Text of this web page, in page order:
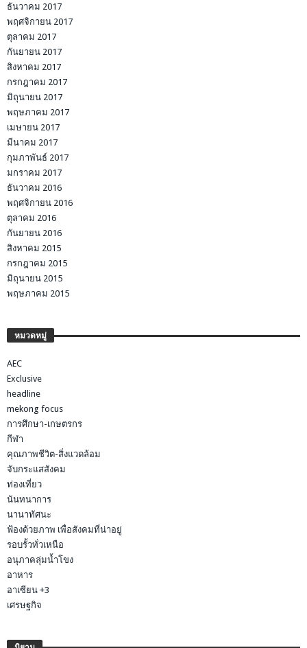
ธันวาคม 2017
พฤศจิกายน 2017
ตุลาคม 2017
กันยายน 2017
สิงหาคม 2017
กรกฎาคม 2017
มิถุนายน 2017
พฤษภาคม 2017
เมษายน 2017
มีนาคม 2017
กุมภาพันธ์ 2017
มกราคม 2017
ธันวาคม 2016
พฤศจิกายน 2016
ตุลาคม 2016
กันยายน 2016
สิงหาคม 2015
กรกฎาคม 2015
มิถุนายน 2015
พฤษภาคม 2015
หมวดหมู่
AEC
Exclusive
headline
mekong focus
การศึกษา-เกษตรกร
กีฬา
คุณภาพชีวิต-สิ่งแวดล้อม
จับกระแสสังคม
ท่องเที่ยว
นันทนาการ
นานาทัศนะ
ฟ้องด้วยภาพ เพื่อสังคมที่น่าอยู่
รอบรั้วทั่วเหนือ
อนุภาคลุ่มน้ำโขง
อาหาร
อาเซียน +3
เศรษฐกิจ